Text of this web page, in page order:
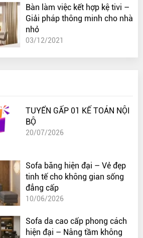
Bàn làm việc kết hợp kệ tivi –
Giải pháp thông minh cho nhà
nhỏ
03/12/2021
TUYỂN GẤP 01 KẾ TOÁN NỘI
BỘ
20/07/2026
Sofa băng hiện đại – Vẻ đẹp
tinh tế cho không gian sống
đẳng cấp
10/06/2026
Sofa da cao cấp phong cách
hiện đại – Nâng tầm không